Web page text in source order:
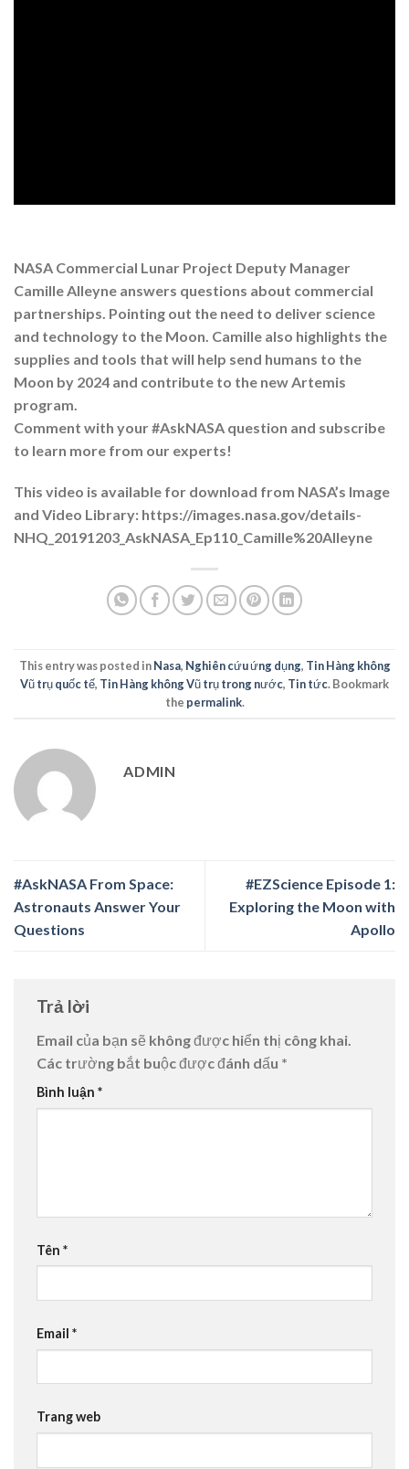
NASA Commercial Lunar Project Deputy Manager
Camille Alleyne answers questions about commercial
partnerships. Pointing out the need to deliver science
and technology to the Moon. Camille also highlights the
supplies and tools that will help send humans to the
Moon by 2024 and contribute to the new Artemis
program.
Comment with your #AskNASA question and subscribe
to learn more from our experts!
This video is available for download from NASA’s Image
and Video Library: https://images.nasa.gov/details-
NHQ_20191203_AskNASA_Ep110_Camille%20Alleyne
This entry was posted inNasa, Nghiên cứu ứng dụng, Tin Hàng không
Vũ trụ quốc tế, Tin Hàng không Vũ trụ trong nước, Tin tức. Bookmark
the permalink.
ADMIN
#AskNASA From Space:
Astronauts Answer Your
Questions
#EZScience Episode 1:
Exploring the Moon with
Apollo
Trả lời
Email của bạn sẽ không được hiển thị công khai.
Các trường bắt buộc được đánh dấu *
Bình luận *
Tên *
Email *
Trang web